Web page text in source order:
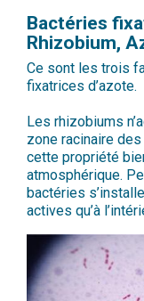
Bactéries
Rhizobium,
Ce sont les trois
fixatrices d’azote.
Les rhizobiums
zone racinaire
cette propriété
atmosphérique.
bactéries
actives qu’à